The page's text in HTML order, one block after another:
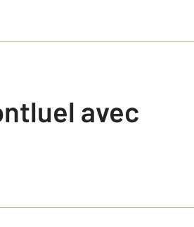
avec